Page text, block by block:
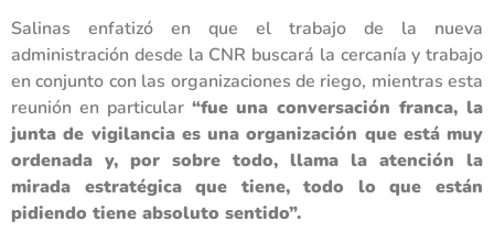
Salinas enfatizó en que el trabajo de la nueva
administración desde la CNR buscará la cercanía y trabajo
en conjunto con las organizaciones de riego, mientras esta
reunión en particular “fue una conversación franca, la
junta de vigilancia es una organización que está muy
ordenada y, por sobre todo, llama la atención la
mirada estratégica que tiene, todo lo que están
pidiendo tiene absoluto sentido”.